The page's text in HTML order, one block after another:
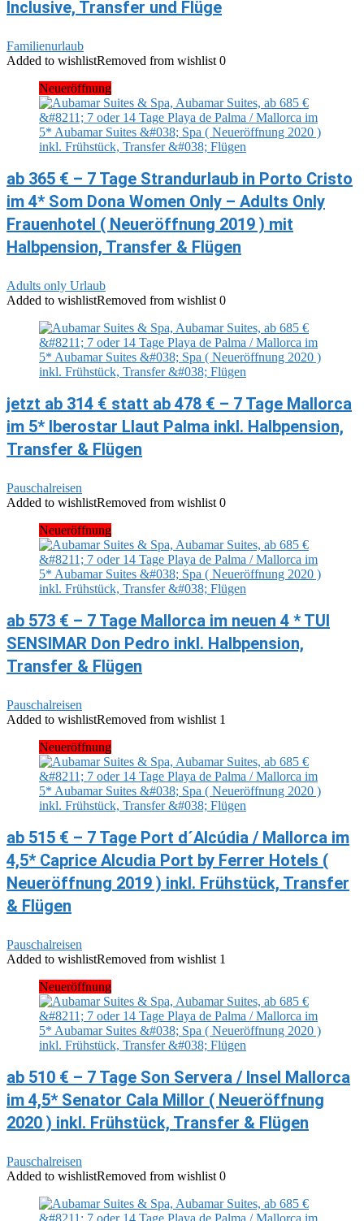
Inclusive, Transfer und Flüge
Familienurlaub
Added to wishlistRemoved from wishlist 0
Neueröffnung
ab 365 € – 7 Tage Strandurlaub in Porto Cristo
im 4* Som Dona Women Only – Adults Only
Frauenhotel ( Neueröffnung 2019 ) mit
Halbpension, Transfer & Flügen
Adults only Urlaub
Added to wishlistRemoved from wishlist 0
jetzt ab 314 € statt ab 478 € – 7 Tage Mallorca
im 5* Iberostar Llaut Palma inkl. Halbpension,
Transfer & Flügen
Pauschalreisen
Added to wishlistRemoved from wishlist 0
Neueröffnung
ab 573 € – 7 Tage Mallorca im neuen 4 * TUI
SENSIMAR Don Pedro inkl. Halbpension,
Transfer & Flügen
Pauschalreisen
Added to wishlistRemoved from wishlist 1
Neueröffnung
ab 515 € – 7 Tage Port d´Alcúdia / Mallorca im
4,5* Caprice Alcudia Port by Ferrer Hotels (
Neueröffnung 2019 ) inkl. Frühstück, Transfer
& Flügen
Pauschalreisen
Added to wishlistRemoved from wishlist 1
Neueröffnung
ab 510 € – 7 Tage Son Servera / Insel Mallorca
im 4,5* Senator Cala Millor ( Neueröffnung
2020 ) inkl. Frühstück, Transfer & Flügen
Pauschalreisen
Added to wishlistRemoved from wishlist 0